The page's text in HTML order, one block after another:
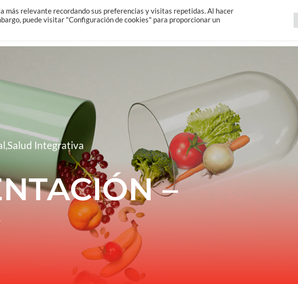
Home Sobre Mi Salud Integrativa Constelaciones
,Salud Integrativa
–
más relevante recordando sus preferencias y visitas repetidas. Al hacer
puede visitar "Configuración de cookies" para proporcionar un